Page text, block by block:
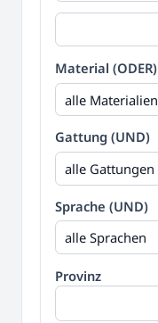
Material (ODER)
alle Materialien
Gattung (UND)
alle Gattungen
Sprache (UND)
alle Sprachen
Provinz